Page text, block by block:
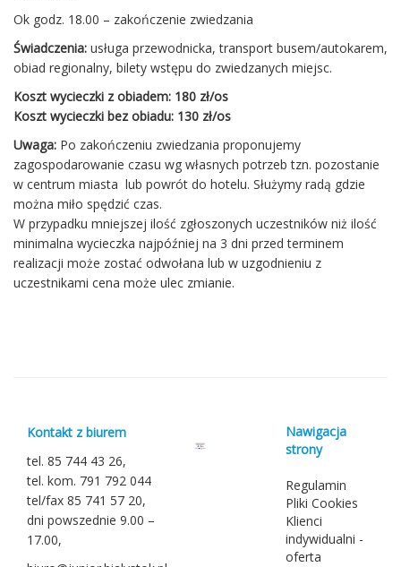
Ok godz. 18.00 – zakończenie zwiedzania
Świadczenia: usługa przewodnicka, transport busem/autokarem,
obiad regionalny, bilety wstępu do zwiedzanych miejsc.
Koszt wycieczki z obiadem: 180 zł/os
Koszt wycieczki bez obiadu: 130 zł/os
Uwaga: Po zakończeniu zwiedzania proponujemy
zagospodarowanie czasu wg własnych potrzeb tzn. pozostanie
w centrum miasta lub powrót do hotelu. Służymy radą gdzie
można miło spędzić czas.
W przypadku mniejszej ilość zgłoszonych uczestników niż ilość
minimalna wycieczka najpóźniej na 3 dni przed terminem
realizacji może zostać odwołana lub w uzgodnieniu z
uczestnikami cena może ulec zmianie.
Kontakt z biurem
tel. 85 744 43 26,
tel. kom. 791 792 044
tel/fax 85 741 57 20,
dni powszednie 9.00 –
17.00,
Nawigacja
strony
Regulamin
Pliki Cookies
Klienci
indywidualni -
oferta